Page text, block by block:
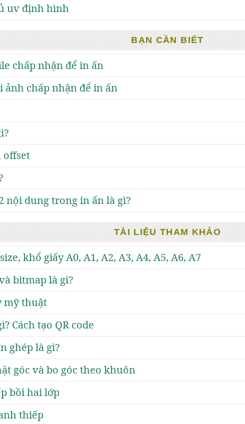
uv định hình
BẠN CẦN BIẾT
chấp nhận để in ấn
ảnh chấp nhận để in ấn
offset
nội dung trong in ấn là gì?
TÀI LIỆU THAM KHẢO
khổ giấy A0, A1, A2, A3, A4, A5, A6, A7
bitmap là gì?
mỹ thuật
Cách tạo QR code
ghép là gì?
góc và bo góc theo khuôn
bồi hai lớp
thiếp